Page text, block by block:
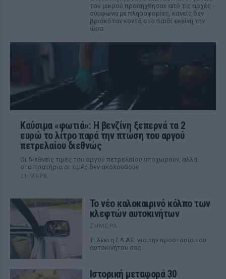
του μικρού προσήχθησαν από τις αρχές -
σύμφωνα με πληροφορίες, κανείς δεν
βρισκόταν κοντά στο παιδί εκείνη την
ώρα
Καύσιμα «φωτιά»: Η βενζίνη ξεπερνά τα 2
ευρώ το λίτρο παρά την πτώση του αργού
πετρελαίου διεθνώς
Οι διεθνείς τιμές του αργού πετρελαίου υποχωρούν, αλλά
στα πρατήρια οι τιμές δεν ακολουθούν
ΣΉΜΕΡΑ
Το νέο καλοκαιρινό κόλπο των
κλεφτών αυτοκινήτων
ΣΉΜΕΡΑ
Tι λέει η ΕΛ.ΑΣ. για την προστασία του
αυτοκινήτου σας
Ιστορική μεταφορά 30